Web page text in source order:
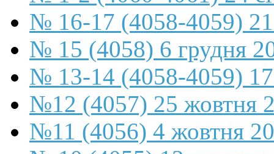
№ 16-17 (4058-4059) 21
№ 15 (4058) 6 грудня
№ 13-14 (4058-4059) 17
№12 (4057) 25 жовтня
№11 (4056) 4 жовтня